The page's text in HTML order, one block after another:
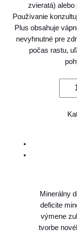
zvieratá) alebo
Používanie
Plus obsahuje
nevyhnutné pre
počas rastu,
n
v
i
Minerálny
deficite
výmene
tvorbe